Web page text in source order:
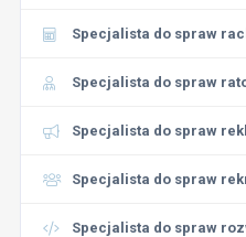
Specjalista do spraw
Specjalista do spraw
Specjalista do spraw
Specjalista do spraw
Specjalista do spraw